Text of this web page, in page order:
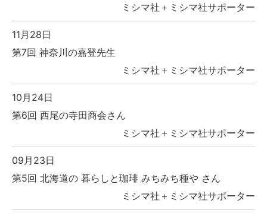
ミシマ社＋ミシマ社サポーター
11月28日
第7回 神奈川の嘉登先生
ミシマ社＋ミシマ社サポーター
10月24日
第6回 西尾の寺田商会さん
ミシマ社＋ミシマ社サポーター
09月23日
第5回 北海道の 暮らしと珈琲 みちみち種や さん
ミシマ社＋ミシマ社サポーター